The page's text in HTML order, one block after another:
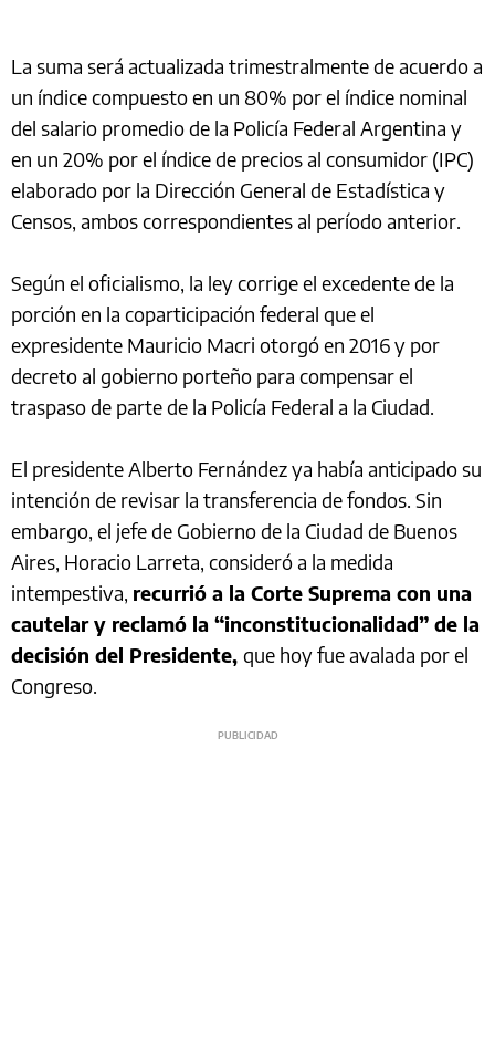
La suma será actualizada trimestralmente de acuerdo a
un índice compuesto en un 80% por el índice nominal
del salario promedio de la Policía Federal Argentina y
en un 20% por el índice de precios al consumidor (IPC)
elaborado por la Dirección General de Estadística y
Censos, ambos correspondientes al período anterior.
Según el oficialismo, la ley corrige el excedente de la
porción en la coparticipación federal que el
expresidente Mauricio Macri otorgó en 2016 y por
decreto al gobierno porteño para compensar el
traspaso de parte de la Policía Federal a la Ciudad.
El presidente Alberto Fernández ya había anticipado su
intención de revisar la transferencia de fondos. Sin
embargo, el jefe de Gobierno de la Ciudad de Buenos
Aires, Horacio Larreta, consideró a la medida
intempestiva, recurrió a la Corte Suprema con una
cautelar y reclamó la “inconstitucionalidad” de la
decisión del Presidente, que hoy fue avalada por el
Congreso.